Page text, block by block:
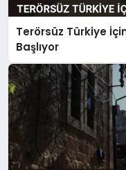
Terörsüz Türkiye
Başlıyor